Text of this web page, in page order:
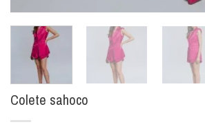
Colete sahoco